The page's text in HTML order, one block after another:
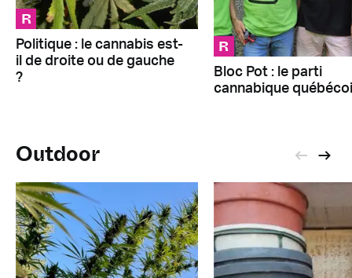
R
Politique : le cannabis est-
il de droite ou de gauche
?
R
Bloc Pot : le parti
cannabique
Outdoor